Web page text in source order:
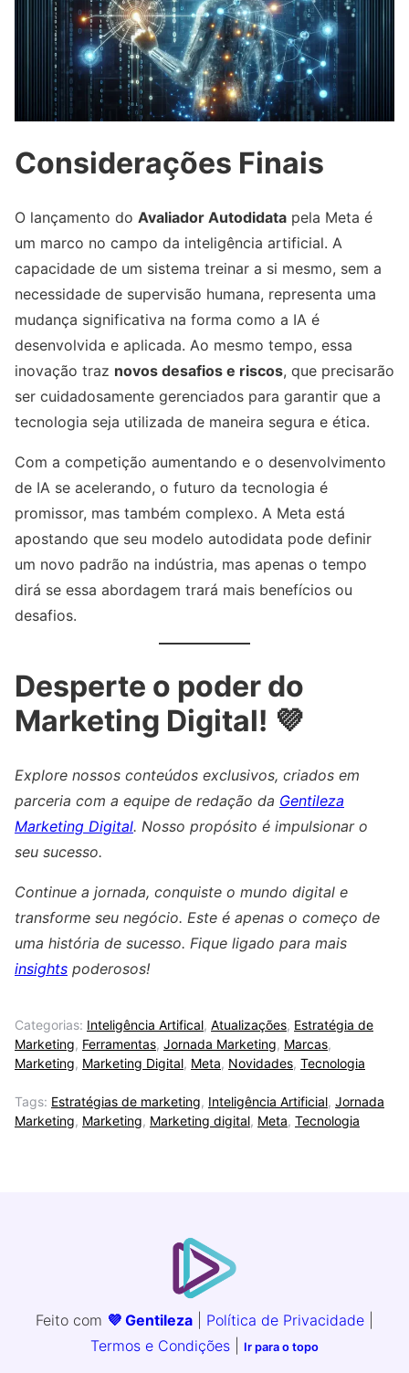
Considerações Finais
O lançamento do Avaliador Autodidata pela Meta é
um marco no campo da inteligência artificial. A
capacidade de um sistema treinar a si mesmo, sem a
necessidade de supervisão humana, representa uma
mudança significativa na forma como a IA é
desenvolvida e aplicada. Ao mesmo tempo, essa
inovação traz novos desafios e riscos, que precisarão
ser cuidadosamente gerenciados para garantir que a
tecnologia seja utilizada de maneira segura e ética.
Com a competição aumentando e o desenvolvimento
de IA se acelerando, o futuro da tecnologia é
promissor, mas também complexo. A Meta está
apostando que seu modelo autodidata pode definir
um novo padrão na indústria, mas apenas o tempo
dirá se essa abordagem trará mais benefícios ou
desafios.
Desperte o poder do
Marketing Digital! 💜
Explore nossos conteúdos exclusivos, criados em
parceria com a equipe de redação da Gentileza
Marketing Digital. Nosso propósito é impulsionar o
seu sucesso.
Continue a jornada, conquiste o mundo digital e
transforme seu negócio. Este é apenas o começo de
uma história de sucesso. Fique ligado para mais
insights poderosos!
Categorias: Inteligência Artifical, Atualizações, Estratégia de
Marketing, Ferramentas, Jornada Marketing, Marcas,
Marketing, Marketing Digital, Meta, Novidades, Tecnologia
Tags: Estratégias de marketing, Inteligência Artificial, Jornada
Marketing, Marketing, Marketing digital, Meta, Tecnologia
Feito com 💜 Gentileza Política de Privacidade
Termos e Condições
Ir para o topo